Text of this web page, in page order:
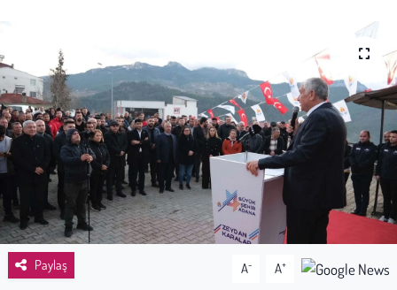
Paylaş A- A+
Emek
Spor
Çocuk
Kültür Sanat
Bilim - Teknoloji